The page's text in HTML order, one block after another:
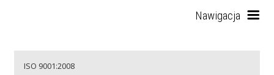
Nawigacja
ISO 9001:2008